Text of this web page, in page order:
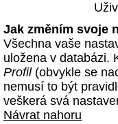
Jak změním svoje
Všechna vaše
uložena v databázi.
Profil(obvykle se
nemusí to být
veškerá svá
Návrat nahoru